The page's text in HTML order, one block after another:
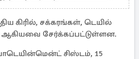
கிரில், சக்கரங்கள், டெயில்
ஆகியவை சேர்க்கப்பட்டுள்ளன.
சிஸ்டம், 15